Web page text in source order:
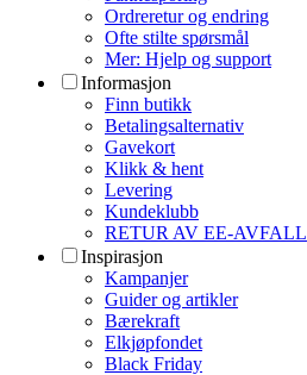
Ordreretur og endring
Ofte stilte spørsmål
Mer: Hjelp og support
Informasjon
Finn butikk
Betalingsalternativ
Gavekort
Klikk & hent
Levering
Kundeklubb
RETUR AV EE-AVFALL
Inspirasjon
Kampanjer
Guider og artikler
Bærekraft
Elkjøpfondet
Black Friday